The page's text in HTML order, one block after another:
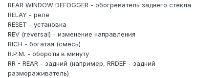
REAR WINDOW DEFOGGER - обогреватель заднего стекла
RELAY - реле
RESET - установка
REV (reversal) - изменение направления
RICH - богатая (смесь)
R.P.M. - обороты в минуту
RR - REAR - задний (например, RRDEF - задний
размораживатель)